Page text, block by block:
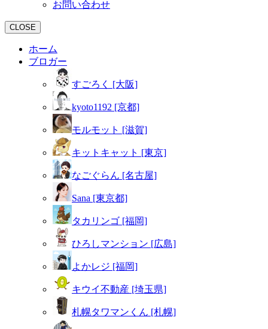
お問い合わせ
CLOSE
ホーム
ブロガー
すごろく [大阪]
kyoto1192 [京都]
モルモット [滋賀]
キットキャット [東京]
なごぐらん [名古屋]
Sana [東京都]
タカリンゴ [福岡]
ひろしマンション [広島]
よかレジ [福岡]
キウイ不動産 [埼玉県]
札幌タワマンくん [札幌]